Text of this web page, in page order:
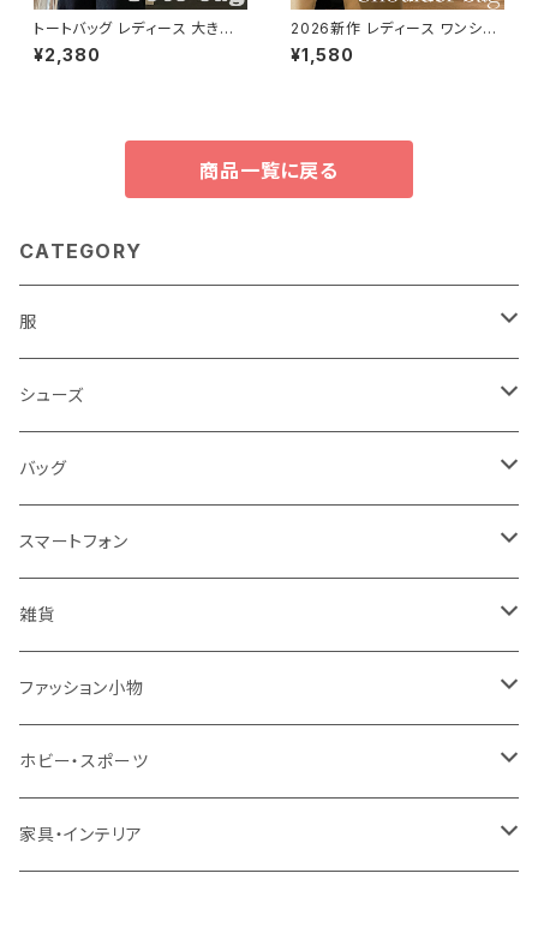
トートバッグ レディース 大きめ
キャンバス デザイン トートバッ
グ 大容量 通勤通学 バッグ 軽い
¥2,380
2026新作 レディース ワンショ
ルダーバッグ 肩掛け きれいめ
スクエア レザー調
¥1,580
商品一覧に戻る
CATEGORY
服
レディース
トップス
コート・ジャケット
水着・オーバーウェア
メンズ
バッグ
帽子
キッズ＆ベビー
浴衣
シューズ
レディース
サンダル
スニーカー
メンズ
サンダル
キッズ＆ベビー
バッグ
レディース
メンズ
キッズ＆ベビー
スマートフォン
アクセサリ
ケース・カバー
ケーブル・アダプター
ケース
スタント
フィルム
雑貨
ガラス
タオル
キーホルダー
ファッション小物
サングラス・眼鏡
手芸・ハンドメイド用品
ホビー・スポーツ
アウトドア・キャンプ・登山
家具・インテリア